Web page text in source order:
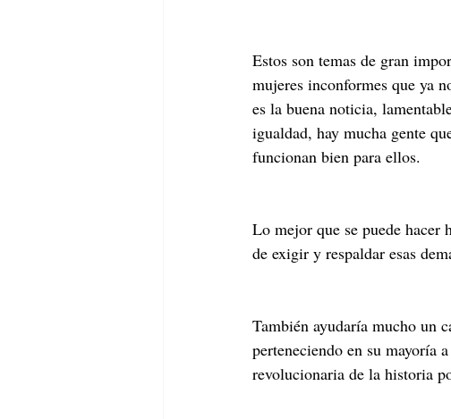
Estos son temas de gran
mujeres inconformes que ya
es la buena noticia,
igualdad, hay mucha gente
funcionan bien para ellos.
Lo mejor que se puede hacer
de exigir y respaldar esas
También ayudaría mucho un
perteneciendo en su mayoría
revolucionaria de la historia